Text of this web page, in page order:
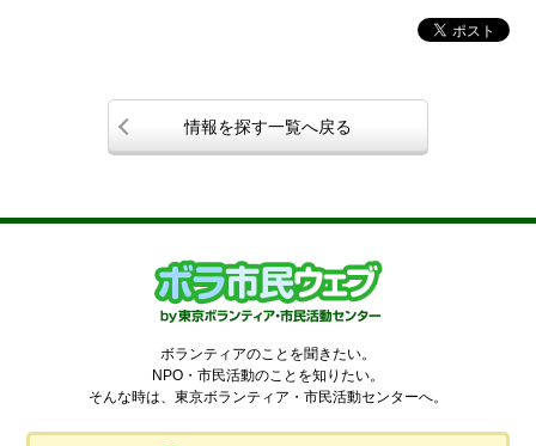
情報を探す一覧へ戻る
ボランティアのことを聞きたい。
NPO・市民活動のことを知りたい。
そんな時は、東京ボランティア・市民活動センターへ。